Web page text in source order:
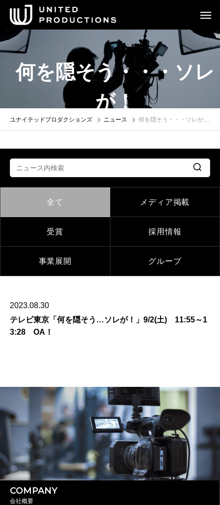
何を隠そう・・・ソレ
が！
ユナイテッドプロダクションズ ニュース 何を隠そう・・・ソレが！
全て メディア掲載
受賞 採用情報
事業展開 グループ
2023.08.30
テレビ東京「何を隠そう…ソレが！」9/2(土) 11:55～1
3:28 OA！
COMPANY
会社概要